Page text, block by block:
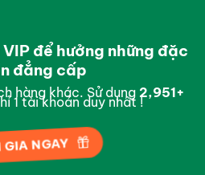
để hưởng những đặc
đẳng cấp
hàng khác. Sử dụng 2,996+
1 tài khoản duy nhất !
NGAY